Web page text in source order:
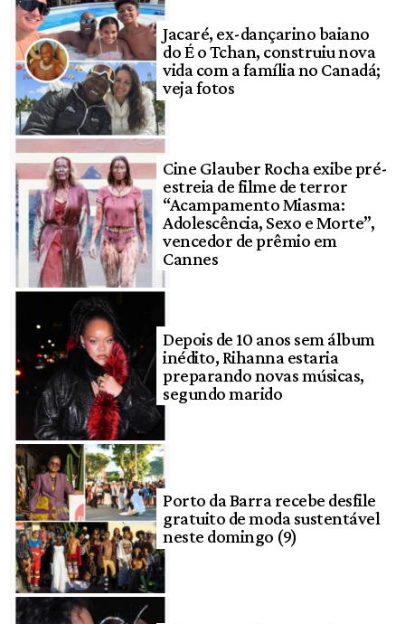
Jacaré, ex-dançarino baiano
do É o Tchan, construiu nova
vida com a família no Canadá;
veja fotos
Cine Glauber Rocha exibe pré-
estreia de filme de terror
“Acampamento Miasma:
Adolescência, Sexo e Morte”,
vencedor de prêmio em
Cannes
Depois de 10 anos sem álbum
inédito, Rihanna estaria
preparando novas músicas,
segundo marido
Porto da Barra recebe desfile
gratuito de moda sustentável
neste domingo (9)